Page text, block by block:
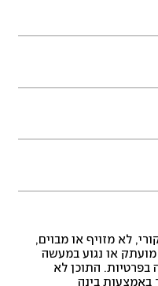
לא מזויף או מבוים,
או נגוע במעשה
בפרטיות. התוכן לא
באמצעות בינה